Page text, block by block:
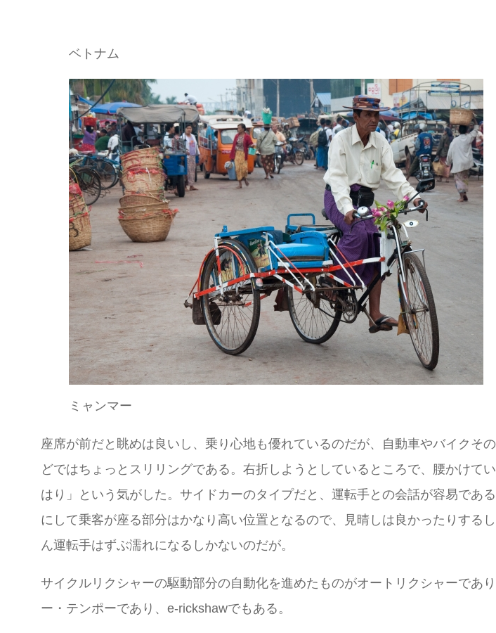
ベトナム
ミャンマー
座席が前だと眺めは良いし、乗り心地も優れているのだが、自動車やバイクそ
どではちょっとスリリングである。右折しようとしているところで、腰かけ
はり」という気がした。サイドカーのタイプだと、運転手との会話が容易であ
にして乗客が座る部分はかなり高い位置となるので、見晴しは良かったりする
ん運転手はずぶ濡れになるしかないのだが。
サイクルリクシャーの駆動部分の自動化を進めたものがオートリクシャーであ
ー・テンポーであり、e-rickshawでもある。